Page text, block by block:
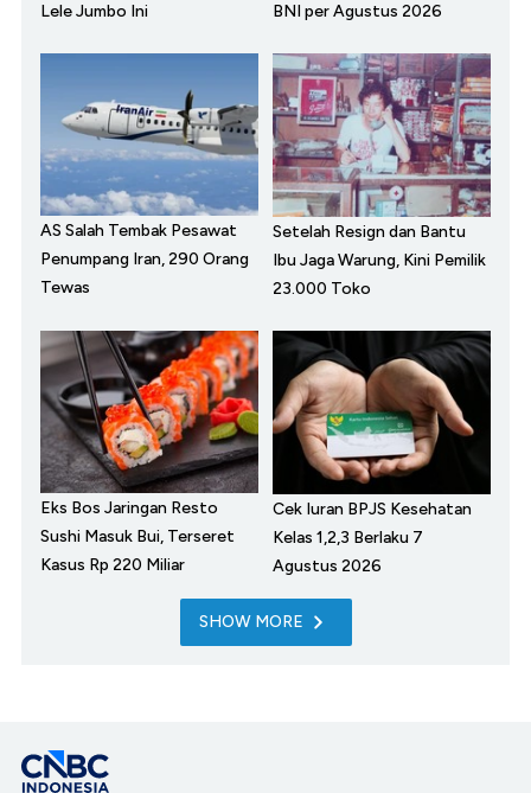
Lele Jumbo Ini
BNI per Agustus 2026
AS Salah Tembak Pesawat
Penumpang Iran, 290 Orang
Tewas
Setelah Resign dan Bantu
Ibu Jaga Warung, Kini Pemilik
23.000 Toko
Eks Bos Jaringan Resto
Sushi Masuk Bui, Terseret
Kasus Rp 220 Miliar
Cek Iuran BPJS Kesehatan
Kelas 1,2,3 Berlaku 7
Agustus 2026
SHOW MORE